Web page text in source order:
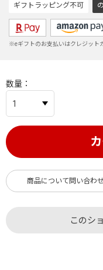
ギフトラッピング不可
※eギフトのお支払いはクレジット
数量
商品について問い合わ
このシ